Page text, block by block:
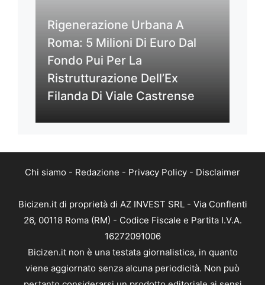
Rigenerazione Urbana A
Roma: 5 Milioni Di Euro Dal
Fondo Pui Per La
Ristrutturazione Dell’Ex
Filanda Di Viale Castrense
Chi siamo - Redazione - Privacy Policy - Disclaimer
Bicizen.it di proprietà di AZ INVEST SRL - Via Conflenti
26, 00118 Roma (RM) - Codice Fiscale e Partita I.V.A.
16272091006
Bicizen.it non è una testata giornalistica, in quanto
viene aggiornato senza alcuna periodicità. Non può